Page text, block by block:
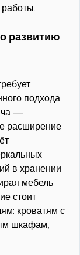
развитию
подхода
—
расширение
в хранении
мебель
стоит
кроватям с
шкафам,